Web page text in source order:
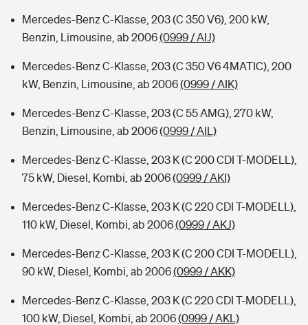
Mercedes-Benz C-Klasse, 203 (C 350 V6), 200 kW,
Benzin, Limousine, ab 2006(0999 / AIJ)
Mercedes-Benz C-Klasse, 203 (C 350 V6 4MATIC), 200
kW, Benzin, Limousine, ab 2006(0999 / AIK)
Mercedes-Benz C-Klasse, 203 (C 55 AMG), 270 kW,
Benzin, Limousine, ab 2006(0999 / AIL)
Mercedes-Benz C-Klasse, 203 K (C 200 CDI T-MODELL),
75 kW, Diesel, Kombi, ab 2006(0999 / AKI)
Mercedes-Benz C-Klasse, 203 K (C 220 CDI T-MODELL),
110 kW, Diesel, Kombi, ab 2006(0999 / AKJ)
Mercedes-Benz C-Klasse, 203 K (C 200 CDI T-MODELL),
90 kW, Diesel, Kombi, ab 2006(0999 / AKK)
Mercedes-Benz C-Klasse, 203 K (C 220 CDI T-MODELL),
100 kW, Diesel, Kombi, ab 2006(0999 / AKL)